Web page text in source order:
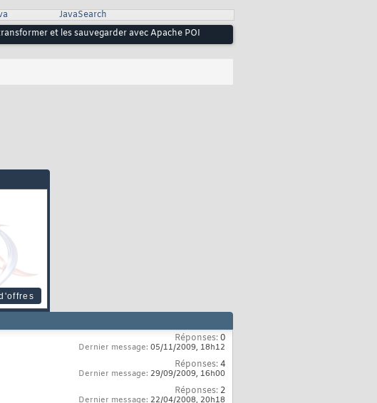
JavaSearch
et les sauvegarder avec Apache POI
Réponses:0
Dernier message: 05/11/2009, 18h12
Réponses:4
Dernier message: 29/09/2009, 16h00
Réponses: 2
Dernier message: 22/04/2008, 20h18